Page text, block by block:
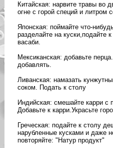
Китайская: нарвите травы во
огне с горой специй и литром
Японская: поймайте что-
разделайте на куски,подайте
васаби.
Мексиканская: добавьте
добавлять.
Ливанская: намазать
соком. Подать к столу
Индийская: смешайте карри с
Добавьте к карри.Украсьте
Греческая: подайте к столу
нарубленные кусками и даже
повторяйте: "Натур продукт"